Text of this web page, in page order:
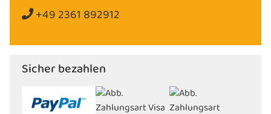
+49 2361 892912
Sicher bezahlen